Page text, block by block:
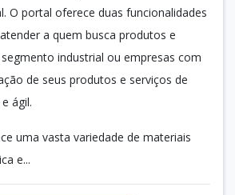
O portal oferece duas funcionalidades
a quem busca produtos e
industrial ou empresas com
de seus produtos e serviços de
ágil.
uma vasta variedade de materiais
e...